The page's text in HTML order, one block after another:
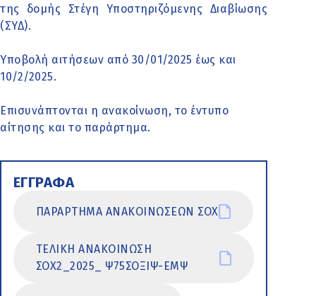
της δομής Στέγη Υποστηριζόμενης Διαβίωσης
(ΣΥΔ).
Υποβολή αιτήσεων από 30/01/2025 έως και
10/2/2025.
Επισυνάπτονται η ανακοίνωση, το έντυπο
αίτησης και το παράρτημα.
ΕΓΓΡΑΦΑ
ΠΑΡΑΡΤΗΜΑ ΑΝΑΚΟΙΝΩΣΕΩΝ ΣΟΧ
ΤΕΛΙΚΗ ΑΝΑΚΟΙΝΩΣΗ
ΣΟΧ2_2025_ Ψ75ΣΟΞΙΨ-ΕΜΨ